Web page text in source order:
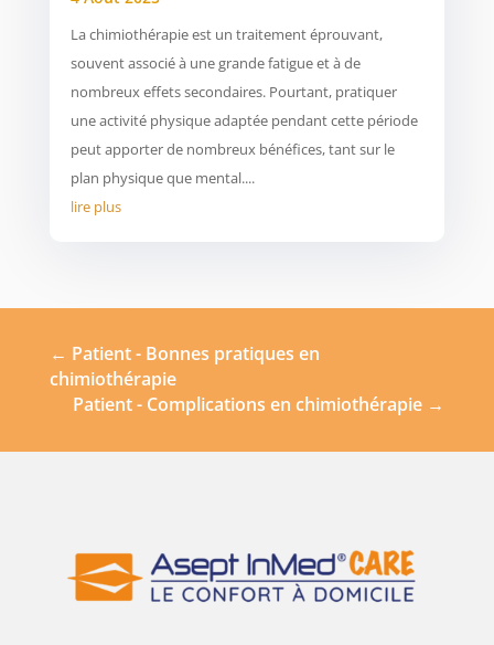
La chimiothérapie est un traitement éprouvant,
souvent associé à une grande fatigue et à de
nombreux effets secondaires. Pourtant, pratiquer
une activité physique adaptée pendant cette période
peut apporter de nombreux bénéfices, tant sur le
plan physique que mental....
lire plus
← Patient - Bonnes pratiques en
chimiothérapie
Patient - Complications en chimiothérapie →